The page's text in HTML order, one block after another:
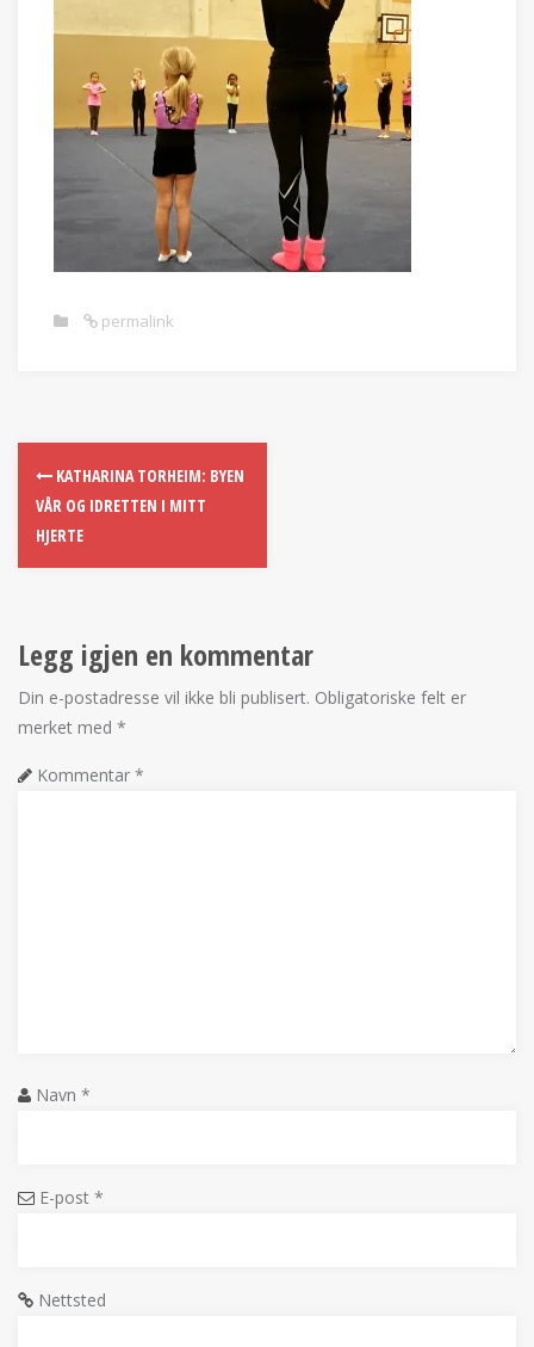
permalink
KATHARINA TORHEIM: BYEN
VÅR OG IDRETTEN I MITT
HJERTE
Legg igjen en kommentar
Din e-postadresse vil ikke bli publisert. Obligatoriske felt er
merket med *
Kommentar *
Navn *
E-post *
Nettsted